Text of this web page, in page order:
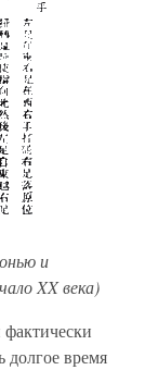
и
XX века)
фактически
долгое время